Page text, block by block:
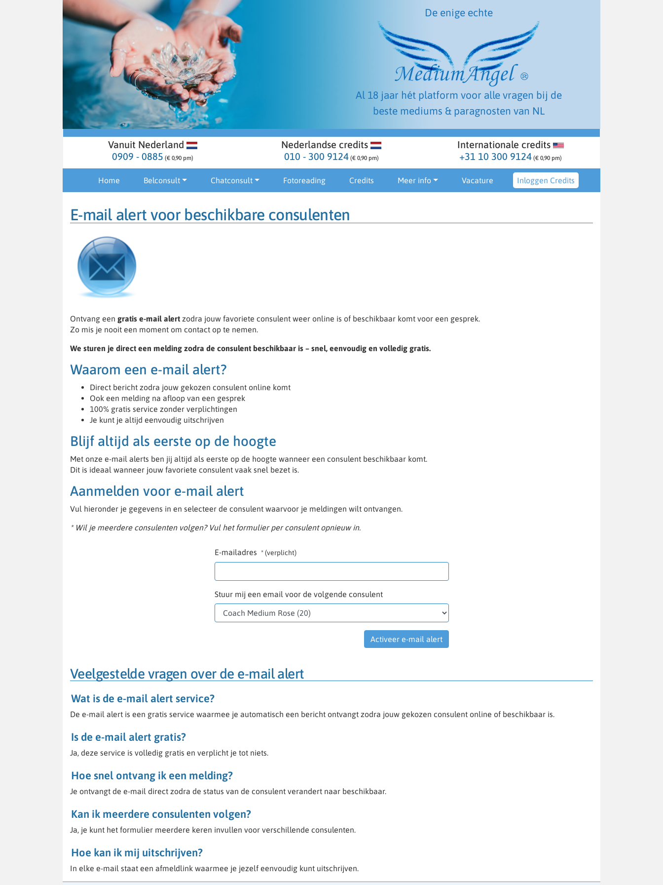
De enige echte
Al 18 jaar hét platform voor alle vragen bij de
beste mediums & paragnosten van NL
Vanuit Nederland
0909 - 0885 (€ 0,90 pm)
Nederlandse credits
010 - 300 9124(€ 0,90 pm)
Internationale credits
+31 10 300 9124(€ 0,90 pm)
Home Belconsult Chatconsult Fotoreading Credits Meer info Vacature Inloggen Credits
E-mail alert voor beschikbare consulenten
Ontvang een gratis e-mail alert zodra jouw favoriete consulent weer online is of beschikbaar komt voor een gesprek.
Zo mis je nooit een moment om contact op te nemen.
We sturen je direct een melding zodra de consulent beschikbaar is – snel, eenvoudig en volledig gratis.
Waarom een e-mail alert?
Direct bericht zodra jouw gekozen consulent online komt
Ook een melding na afloop van een gesprek
100% gratis service zonder verplichtingen
Je kunt je altijd eenvoudig uitschrijven
Blijf altijd als eerste op de hoogte
Met onze e-mail alerts ben jij altijd als eerste op de hoogte wanneer een consulent beschikbaar komt.
Dit is ideaal wanneer jouw favoriete consulent vaak snel bezet is.
Aanmelden voor e-mail alert
Vul hieronder je gegevens in en selecteer de consulent waarvoor je meldingen wilt ontvangen.
* Wil je meerdere consulenten volgen? Vul het formulier per consulent opnieuw in.
E-mailadres * (verplicht)
Stuur mij een email voor de volgende consulent
Veelgestelde vragen over de e-mail alert
Wat is de e-mail alert service?
De e-mail alert is een gratis service waarmee je automatisch een bericht ontvangt zodra jouw gekozen consulent online of beschikbaar is.
Is de e-mail alert gratis?
Ja, deze service is volledig gratis en verplicht je tot niets.
Hoe snel ontvang ik een melding?
Je ontvangt de e-mail direct zodra de status van de consulent verandert naar beschikbaar.
Kan ik meerdere consulenten volgen?
Ja, je kunt het formulier meerdere keren invullen voor verschillende consulenten.
Hoe kan ik mij uitschrijven?
In elke e-mail staat een afmeldlink waarmee je jezelf eenvoudig kunt uitschrijven.